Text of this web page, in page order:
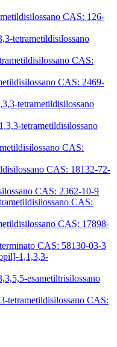
CAS: 126-
tetrametildisilossano
CAS:
CAS: 2469-
tetrametildisilossano
tetrametildisilossano
CAS:
CAS: 18132-72-
CAS: 2362-10-9
CAS:
CAS: 17898-
CAS: 58130-03-3
1,1,3,3-
esametiltrisilossano
tetrametildisilossano CAS: